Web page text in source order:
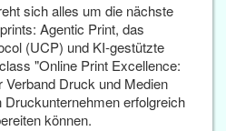
sich alles um die nächste
Agentic Print, das
(UCP) und KI-gestützte
"Online Print Excellence:
Druck und Medien
erfolgreich
können.